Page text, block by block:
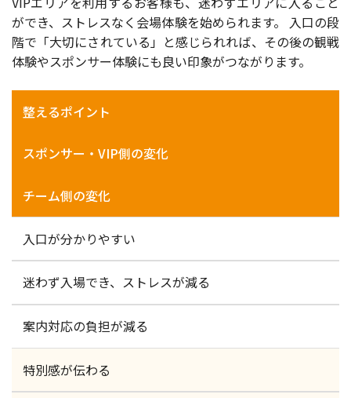
ができ、ストレスなく会場体験を始められます。 入口の段
階で「大切にされている」と感じられれば、その後の観戦
体験やスポンサー体験にも良い印象がつながります。
整えるポイント
スポンサー・VIP側の変化
チーム側の変化
入口が分かりやすい
迷わず入場でき、ストレスが減る
案内対応の負担が減る
特別感が伝わる